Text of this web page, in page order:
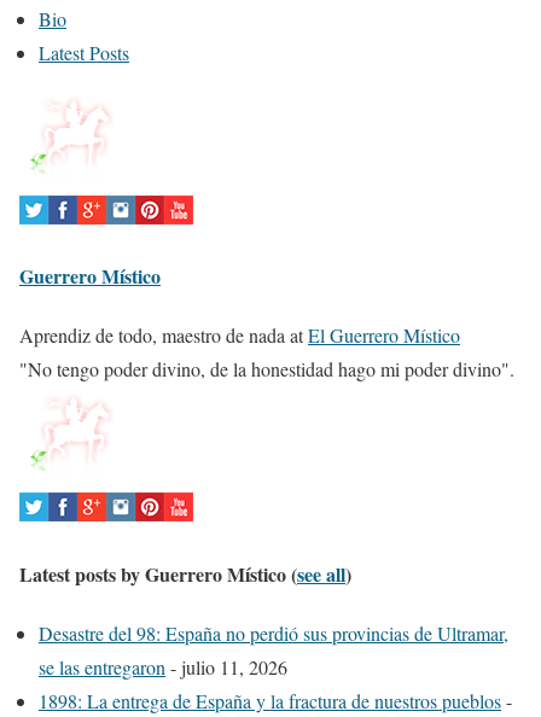
T
h
l
w
w
o
t
s
h
Bio
Latest Posts
Guerrero Místico
Aprendiz de todo, maestro de nadaatEl Guerrero Místico
"No tengo poder divino, de la honestidad hago mi poder divino".
Latest posts by Guerrero Místico(see all)
Desastre del 98: España no perdió sus provincias de Ultramar,
se las entregaron - julio 11, 2026
1898: La entrega de España y la fractura de nuestros pueblos-